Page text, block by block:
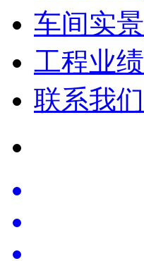
车间实景
工程业绩
联系我们